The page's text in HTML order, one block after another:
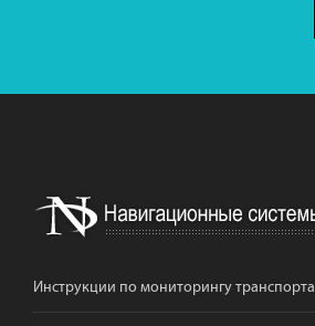
Инструкции по мониторингу транспорта